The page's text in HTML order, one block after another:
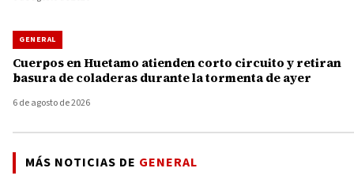
GENERAL
Cuerpos en Huetamo atienden corto circuito y retiran
basura de coladeras durante la tormenta de ayer
6 de agosto de 2026
MÁS NOTICIAS DE GENERAL